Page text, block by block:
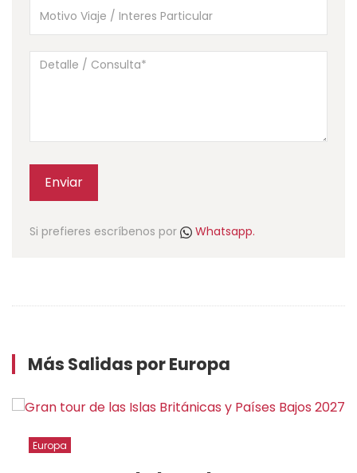
Enviar
Si prefieres escríbenos por Whatsapp.
Más Salidas por Europa